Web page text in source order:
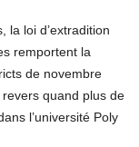
la loi d’extradition
remportent la
de novembre
quand plus de
l’université Poly